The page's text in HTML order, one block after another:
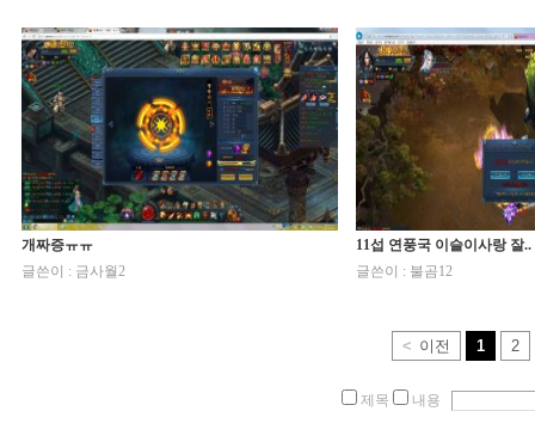
개짜증ㅠㅠ
글쓴이 : 금사월2
11섭 연풍국 이슬이사랑 잘..
글쓴이 : 불곰12
< 이전 1 2
제목 내용